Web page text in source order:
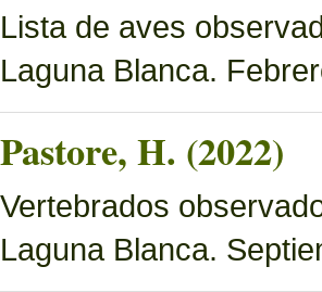
Lista de aves
Laguna Blanca.
Pastore, H. (2022)
Vertebrados
Laguna Blanca.